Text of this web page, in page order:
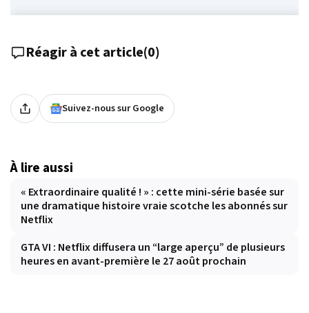
Réagir à cet article(0)
Suivez-nous sur Google
À lire aussi
« Extraordinaire qualité ! » : cette mini-série basée sur
une dramatique histoire vraie scotche les abonnés sur
Netflix
GTA VI : Netflix diffusera un “large aperçu” de plusieurs
heures en avant-première le 27 août prochain